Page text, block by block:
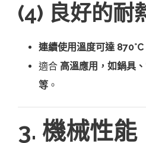
(4) 良好的耐
連續使用溫度可達 870°C
適合 高溫應用，如鍋具
等 。
3. 機械性能